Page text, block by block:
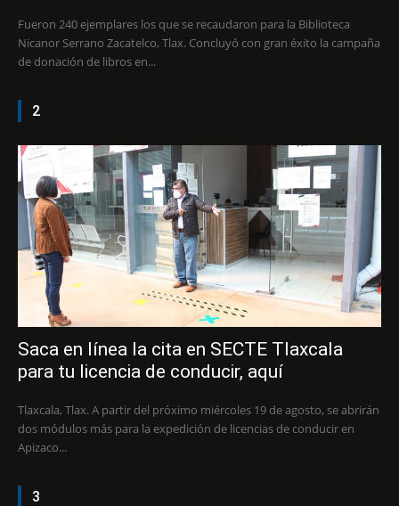
Fueron 240 ejemplares los que se recaudaron para la Biblioteca
Nicanor Serrano Zacatelco, Tlax. Concluyó con gran éxito la campaña
de donación de libros en...
2
Saca en línea la cita en SECTE Tlaxcala
para tu licencia de conducir, aquí
Tlaxcala, Tlax. A partir del próximo miércoles 19 de agosto, se abrirán
dos módulos más para la expedición de licencias de conducir en
Apizaco...
3